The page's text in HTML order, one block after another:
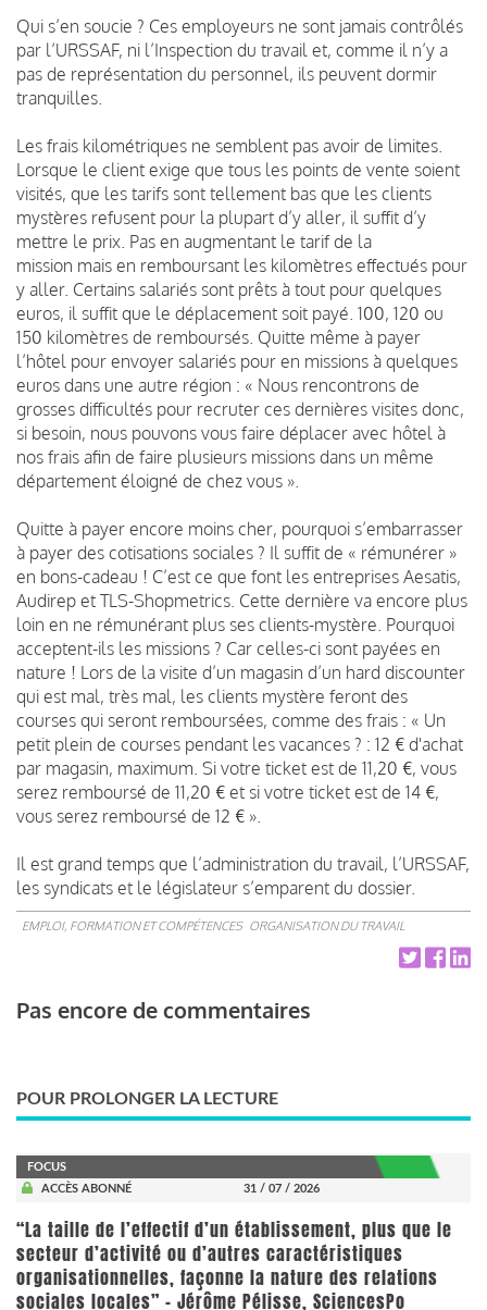
Qui s’en soucie ? Ces employeurs ne sont jamais contrôlés
par l’URSSAF, ni l’Inspection du travail et, comme il n’y a
pas de représentation du personnel, ils peuvent dormir
tranquilles.
Les frais kilométriques ne semblent pas avoir de limites.
Lorsque le client exige que tous les points de vente soient
visités, que les tarifs sont tellement bas que les clients
mystères refusent pour la plupart d’y aller, il suffit d’y
mettre le prix. Pas en augmentant le tarif de la
mission mais en remboursant les kilomètres effectués pour
y aller. Certains salariés sont prêts à tout pour quelques
euros, il suffit que le déplacement soit payé. 100, 120 ou
150 kilomètres de remboursés. Quitte même à payer
l’hôtel pour envoyer salariés pour en missions à quelques
euros dans une autre région : « Nous rencontrons de
grosses difficultés pour recruter ces dernières visites donc,
si besoin, nous pouvons vous faire déplacer avec hôtel à
nos frais afin de faire plusieurs missions dans un même
département éloigné de chez vous ».
Quitte à payer encore moins cher, pourquoi s’embarrasser
à payer des cotisations sociales ? Il suffit de « rémunérer »
en bons-cadeau ! C’est ce que font les entreprises Aesatis,
Audirep et TLS-Shopmetrics. Cette dernière va encore plus
loin en ne rémunérant plus ses clients-mystère. Pourquoi
acceptent-ils les missions ? Car celles-ci sont payées en
nature ! Lors de la visite d’un magasin d’un hard discounter
qui est mal, très mal, les clients mystère feront des
courses qui seront remboursées, comme des frais : « Un
petit plein de courses pendant les vacances ? : 12 € d'achat
par magasin, maximum. Si votre ticket est de 11,20 €, vous
serez remboursé de 11,20 € et si votre ticket est de 14 €,
vous serez remboursé de 12 € ».
Il est grand temps que l’administration du travail, l’URSSAF,
les syndicats et le législateur s’emparent du dossier.
EMPLOI, FORMATION ET COMPÉTENCES ORGANISATION DU TRAVAIL
Pas encore de commentaires
POUR PROLONGER LA LECTURE
FOCUS
ACCÈS ABONNÉ
31 / 07 / 2026
“La taille de l’effectif d’un établissement, plus que le
secteur d’activité ou d’autres caractéristiques
organisationnelles, façonne la nature des relations
sociales locales” - Jérôme Pélisse, SciencesPo